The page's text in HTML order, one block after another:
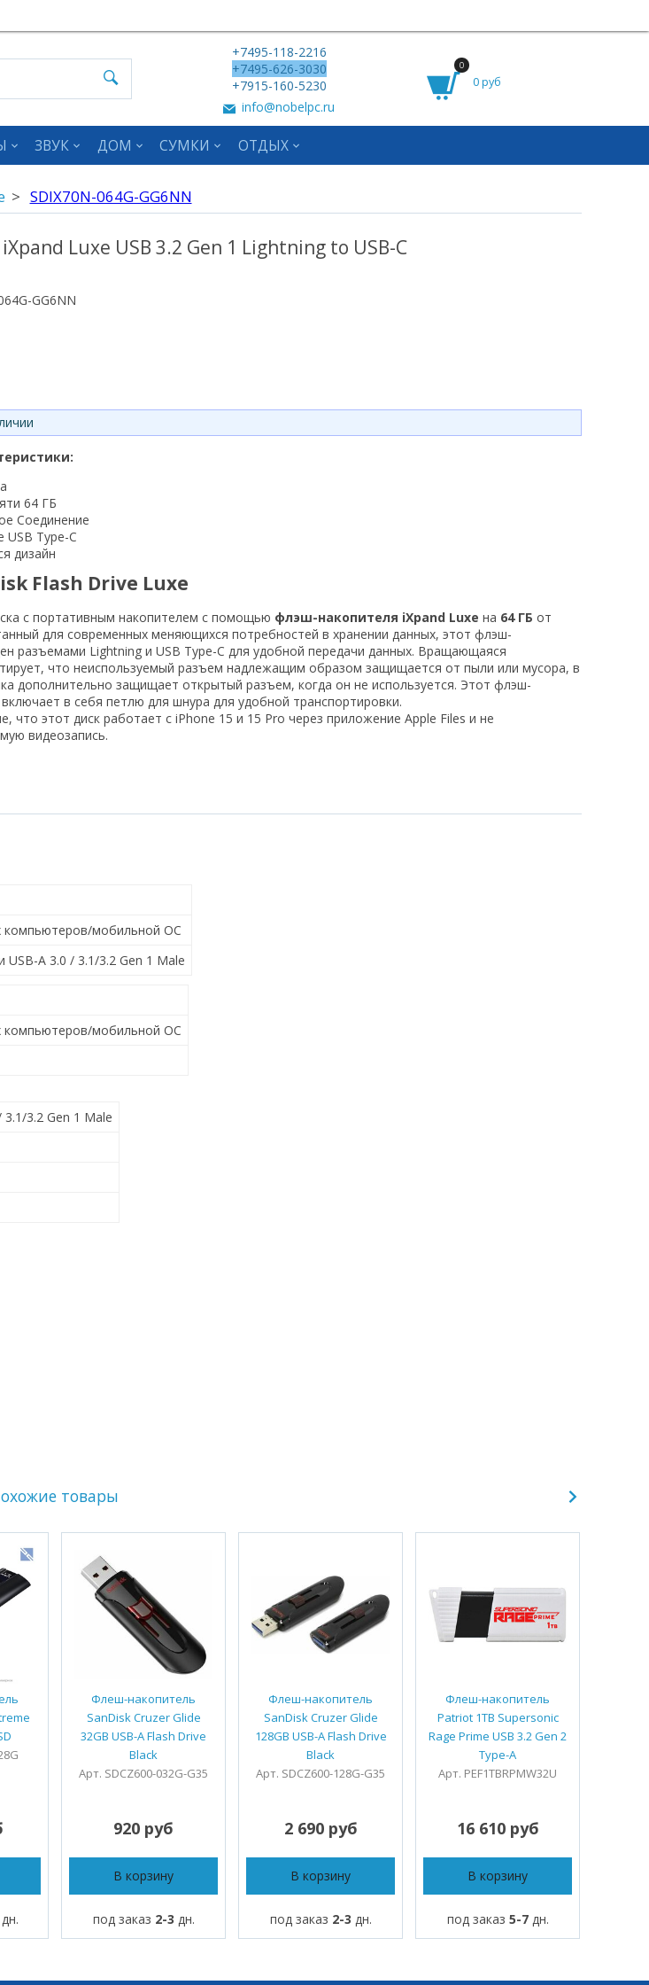
+7495-118-2216
+7495-626-3030
+7915-160-5230
info@nobelpc.ru
0
0 руб
ЗВУК ДОМ СУМКИ ОТДЫХ
SDIX70N-064G-GG6NN
Luxe USB 3.2 Gen 1 Lightning to USB-C
GG6NN
64 ГБ
Соединение
USB Type-C
дизайн
Flash Drive Luxe
с портативным накопителем с помощью флэш-накопителя iXpand Luxe на 64 ГБ от
для современных меняющихся потребностей в хранении данных, этот флэш-
разъемами Lightning и USB Type-C для удобной передачи данных. Вращающаяся
что неиспользуемый разъем надлежащим образом защищается от пыли или мусора, в
дополнительно защищает открытый разъем, когда он не используется. Этот флэш-
в себя петлю для шнура для удобной транспортировки.
что этот диск работает с iPhone 15 и 15 Pro через приложение Apple Files и не
видеозапись.
компьютеров/мобильной ОС
A 3.0 / 3.1/3.2 Gen 1 Male
компьютеров/мобильной ОС
3.2 Gen 1 Male
товары
дн.
Флеш-накопитель
SanDisk Cruzer Glide
32GB USB-A Flash Drive
Black
Арт. SDCZ600-032G-G35
920 руб
В корзину
под заказ 2-3 дн.
Флеш-накопитель
SanDisk Cruzer Glide
128GB USB-A Flash Drive
Black
Арт. SDCZ600-128G-G35
2 690 руб
В корзину
под заказ 2-3 дн.
Флеш-накопитель
Patriot 1TB Supersonic
Rage Prime USB 3.2 Gen 2
Type-A
Арт. PEF1TBRPMW32U
16 610 руб
В корзину
под заказ 5-7дн.